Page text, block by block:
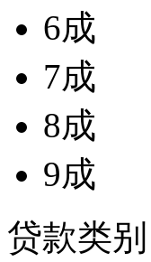
6成
7成
8成
9成
贷款类别